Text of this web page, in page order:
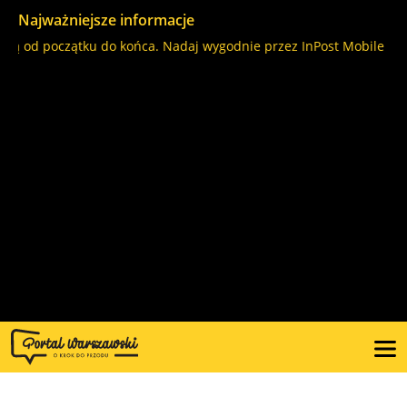
Najważniejsze informacje
od początku do końca. Nadaj wygodnie przez InPost Mobile